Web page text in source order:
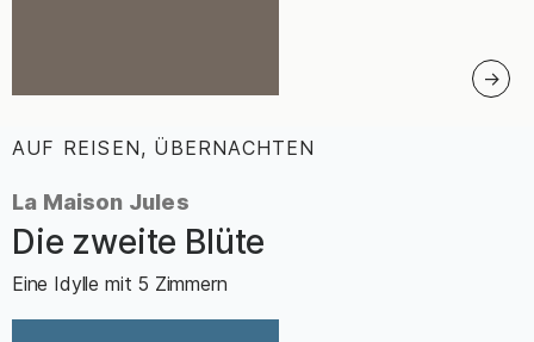
AUF REISEN, ÜBERNACHTEN
La Maison Jules
–
Die zweite Blüte
Eine Idylle mit 5 Zimmern